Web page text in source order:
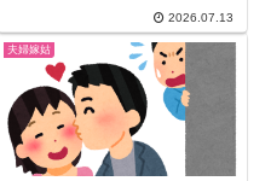
負担差、不育症検査のすすめ、離
婚後に妊娠できた体験談まで、価
値観の違いとの向き合い方が分か
ります。
2026.07.13
夫婦嫁姑